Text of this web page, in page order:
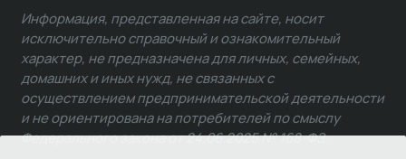
Информация, представленная на сайте, носит
исключительно справочный и ознакомительный
характер, не предназначена для личных, семейных,
домашних и иных нужд, не связанных с
осуществлением предпринимательской деятельности
и не ориентирована на потребителей по смыслу
Федерального закона от 24.06.2025 № 168-ФЗ.